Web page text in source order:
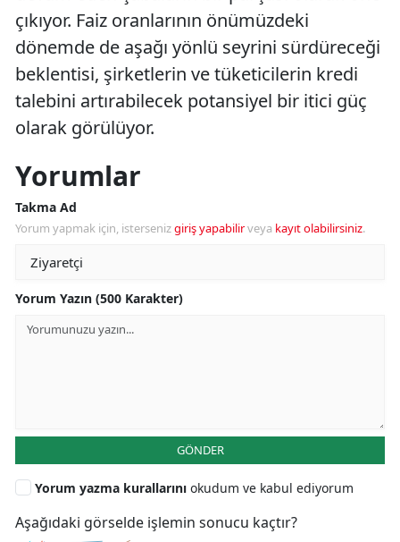
çıkıyor. Faiz oranlarının önümüzdeki
dönemde de aşağı yönlü seyrini sürdüreceği
beklentisi, şirketlerin ve tüketicilerin kredi
talebini artırabilecek potansiyel bir itici güç
olarak görülüyor.
Yorumlar
Takma Ad
Yorum yapmak için, istersenizgiriş yapabilirveya kayıt olabilirsiniz.
Yorum Yazın (500 Karakter)
GÖNDER
Yorum yazma kurallarını okudum ve kabul ediyorum
Aşağıdaki görselde işlemin sonucu kaçtır?